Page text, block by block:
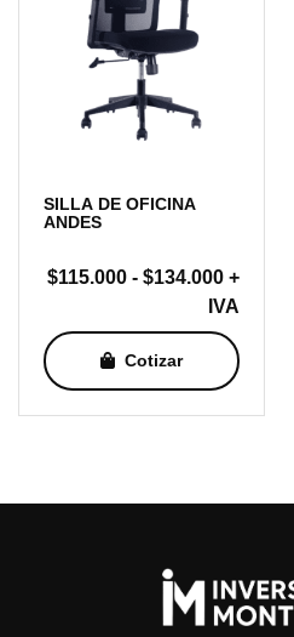
SILLA DE OFICINA
ANDES
$115.000 - $134.000Rango
de
precios:
desde
$115.000
hasta
+
IVA
Cotizar